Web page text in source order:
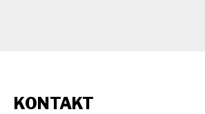
KONTAKT